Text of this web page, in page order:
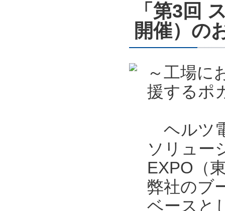
「第3回
開催）の
～工場に
援するポ
ヘルツ
ソリュー
EXPO（
弊社のブ
ベースと